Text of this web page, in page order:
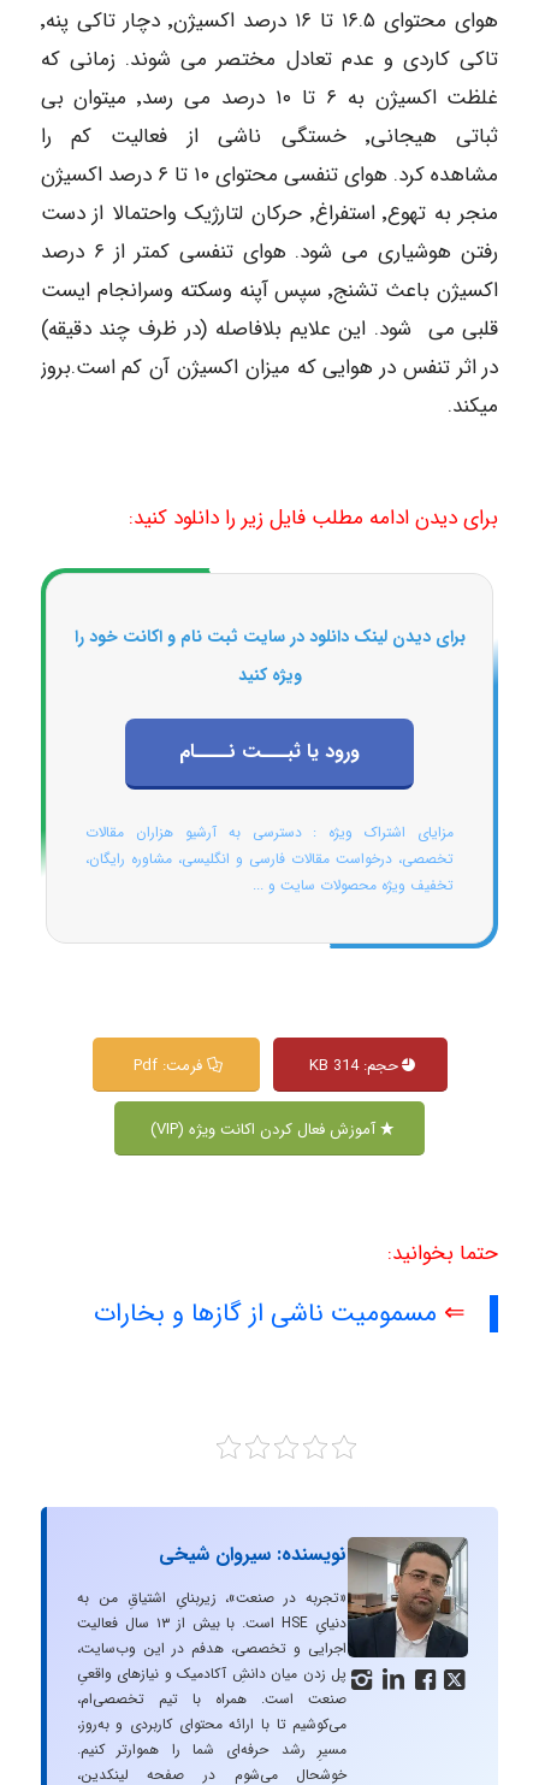
هوای محتوای ۱۶.۵ تا ۱۶ درصد اکسیژن٬ دچار تاکی پنه٬
تاکی کاردی و عدم تعادل مختصر می شوند. زمانی که
غلظت اکسیژن به ۶ تا ۱۰ درصد می رسد٬ میتوان بی
ثباتی هیجانی٬ خستگی ناشی از فعالیت کم را
مشاهده کرد. هوای تنفسی محتوای ۱۰ تا ۶ درصد اکسیژن
منجر به تهوع٬ استفراغ٬ حرکان لتارژیک واحتمالا از دست
رفتن هوشیاری می شود. هوای تنفسی کمتر از ۶ درصد
اکسیژن باعث تشنج٬ سپس آپنه وسکته وسرانجام ایست
قلبی می شود. این علایم بلافاصله (در ظرف چند دقیقه)
در اثر تنفس در هوایی که میزان اکسیژن آن کم است.بروز
میکند.
برای دیدن ادامه مطلب فایل زیر را دانلود کنید:
برای دیدن لینک دانلود در سایت ثبت نام و اکانت خود را
ویژه کنید
ورود یا ثبـــت نــــام
مزایای اشتراک ویژه : دسترسی به آرشیو هزاران مقالات
تخصصی، درخواست مقالات فارسی و انگلیسی، مشاوره رایگان،
تخفیف ویژه محصولات سایت و ...
حجم: 314 KB فرمت: Pdf
آموزش فعال کردن اکانت ویژه (VIP)
حتما بخوانید:
⇐ مسمومیت ناشی از گازها و بخارات
   
نویسنده: سیروان شیخی
«تجربه در صنعت»، زیربنایِ اشتیاقِ من به
دنیایِ HSE است. با بیش از ۱۳ سال فعالیت
اجرایی و تخصصی، هدفم در این وب‌سایت،
پل زدن میان دانشِ آکادمیک و نیازهای واقعیِ
صنعت است. همراه با تیم تخصصی‌ام،
می‌کوشیم تا با ارائه محتوای کاربردی و به‌روز،
مسیرِ رشد حرفه‌ای شما را هموارتر کنیم.
خوشحال می‌شوم در صفحه لینکدین،